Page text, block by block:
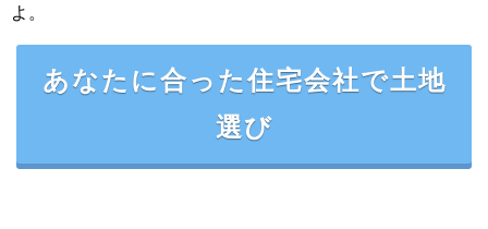
よ。
あなたに合った住宅会社で土地
選び